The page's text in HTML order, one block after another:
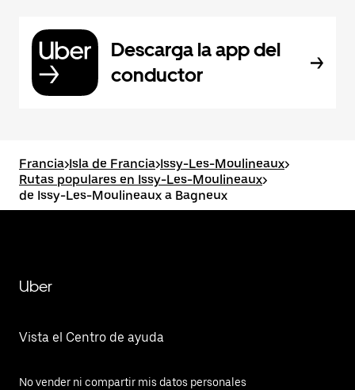
Descarga la app del
conductor
Francia>Isla de Francia>Issy-Les-Moulineaux>
Rutas populares en Issy-Les-Moulineaux>
de Issy-Les-Moulineaux a Bagneux
Uber
Vista el Centro de ayuda
No vender ni compartir mis datos personales